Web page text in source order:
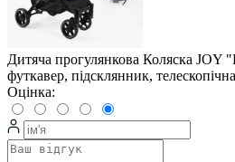
Дитяча прогулянкова Коляска
футкавер, підсклянник,
Оцінка: